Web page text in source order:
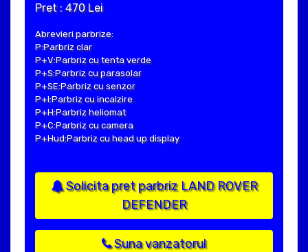
Pret : 470 Lei
Abrevieri parbrize:
P:Parbriz clar
P+V:Parbriz cu tenta verde
P+S:Parbriz cu parasolar
P+SE:Parbriz cu senzor
P+I:Parbriz cu incalzire
P+H:Parbriz heliomat
P+C:Parbriz cu camera
P+Hud:Parbriz cu head up display
Solicita pret parbriz LAND ROVER
DEFENDER
Suna vanzatorul